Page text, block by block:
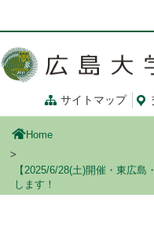
コ
ン
移
サイトマップ
Home
【2025/6/28(土)開催・東広
します！